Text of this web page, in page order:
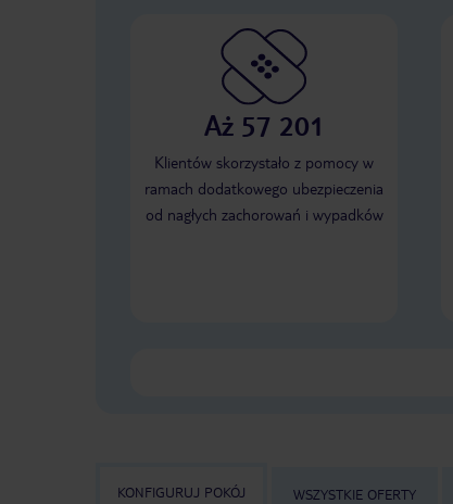
Aż 57 201
Klientów skorzystało z pomocy w
ramach dodatkowego ubezpieczenia
od nagłych zachorowań i wypadków
KONFIGURUJ POKÓJ WSZYSTKIE OFERTY